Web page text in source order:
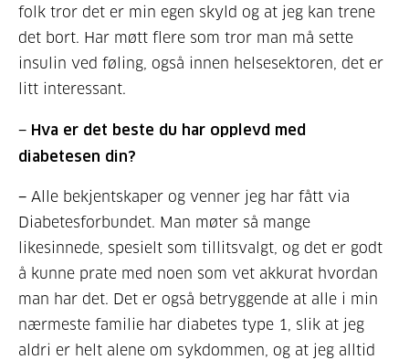
folk tror det er min egen skyld og at jeg kan trene
det bort. Har møtt flere som tror man må sette
insulin ved føling, også innen helsesektoren, det er
litt interessant.
− Hva er det beste du har opplevd med
diabetesen din?
− Alle bekjentskaper og venner jeg har fått via
Diabetesforbundet. Man møter så mange
likesinnede, spesielt som tillitsvalgt, og det er godt
å kunne prate med noen som vet akkurat hvordan
man har det. Det er også betryggende at alle i min
nærmeste familie har diabetes type 1, slik at jeg
aldri er helt alene om sykdommen, og at jeg alltid